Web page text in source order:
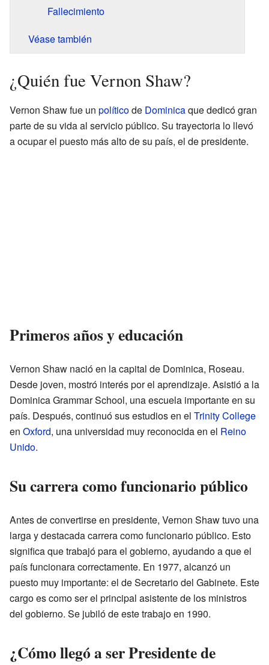
Fallecimiento
Véase también
¿Quién fue Vernon Shaw?
Vernon Shaw fue un políticode Dominicaque dedicó gran
parte de su vida al servicio público. Su trayectoria lo llevó
a ocupar el puesto más alto de su país, el de presidente.
Primeros años y educación
Vernon Shaw nació en la capital de Dominica, Roseau.
Desde joven, mostró interés por el aprendizaje. Asistió a la
Dominica Grammar School, una escuela importante en su
país. Después, continuó sus estudios en el Trinity College
en Oxford, una universidad muy reconocida en el Reino
Unido.
Su carrera como funcionario público
Antes de convertirse en presidente, Vernon Shaw tuvo una
larga y destacada carrera como funcionario público. Esto
significa que trabajó para el gobierno, ayudando a que el
país funcionara correctamente. En 1977, alcanzó un
puesto muy importante: el de Secretario del Gabinete. Este
cargo es como ser el principal asistente de los ministros
del gobierno. Se jubiló de este trabajo en 1990.
¿Cómo llegó a ser Presidente de